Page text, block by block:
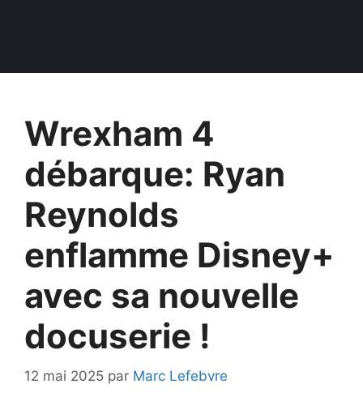
Wrexham 4
débarque: Ryan
Reynolds
enflamme Disney+
avec sa nouvelle
docuserie !
12 mai 2025 par Marc Lefebvre